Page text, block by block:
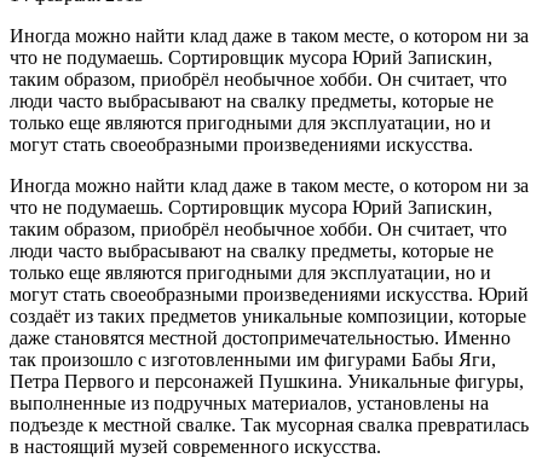
Иногда можно найти клад даже в таком месте, о котором ни за
что не подумаешь. Сортировщик мусора Юрий Запискин,
таким образом, приобрёл необычное хобби. Он считает, что
люди часто выбрасывают на свалку предметы, которые не
только еще являются пригодными для эксплуатации, но и
могут стать своеобразными произведениями искусства.
Иногда можно найти клад даже в таком месте, о котором ни за
что не подумаешь. Сортировщик мусора Юрий Запискин,
таким образом, приобрёл необычное хобби. Он считает, что
люди часто выбрасывают на свалку предметы, которые не
только еще являются пригодными для эксплуатации, но и
могут стать своеобразными произведениями искусства. Юрий
создаёт из таких предметов уникальные композиции, которые
даже становятся местной достопримечательностью. Именно
так произошло с изготовленными им фигурами Бабы Яги,
Петра Первого и персонажей Пушкина. Уникальные фигуры,
выполненные из подручных материалов, установлены на
подъезде к местной свалке. Так мусорная свалка превратилась
в настоящий музей современного искусства.